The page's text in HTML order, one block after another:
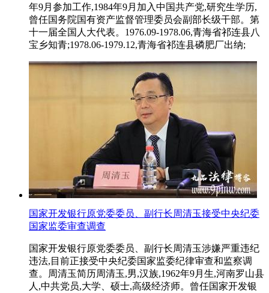
年9月参加工作,1984年9月加入中国共产党,研究生学历,
曾任国务院国有资产监督管理委员会副部长级干部。第
十一届全国人大代表。1976.09-1978.06,青海省祁连县八
宝乡知青;1978.06-1979.12,青海省祁连县磷肥厂出纳;
国家开发银行原党委委员、副行长周清玉接受中央纪委
国家监委审查调查
国家开发银行原党委委员、副行长周清玉涉嫌严重违纪
违法,目前正接受中央纪委国家监委纪律审查和监察调
查。周清玉简历周清玉,男,汉族,1962年9月生,河南罗山县
人,中共党员,大学、硕士,高级经济师。曾任国家开发银